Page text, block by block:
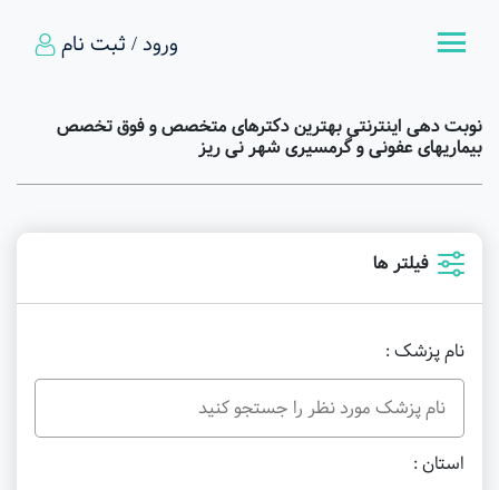
ورود / ثبت نام
نوبت دهی اینترنتی بهترین دکترهای متخصص و فوق تخصص
بیماریهای عفونی و گرمسیری شهر نی ریز
فیلتر ها
نام پزشک :
استان :